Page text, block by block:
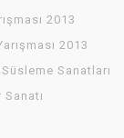
2013
2013
Sanatları